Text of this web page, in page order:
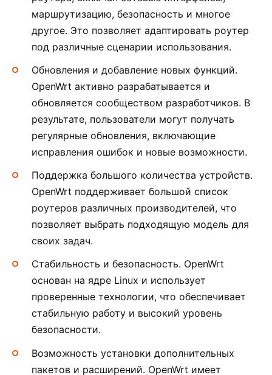
маршрутизацию, безопасность и многое
другое. Это позволяет адаптировать роутер
под различные сценарии использования.
Обновления и добавление новых функций.
OpenWrt активно разрабатывается и
обновляется сообществом разработчиков. В
результате, пользователи могут получать
регулярные обновления, включающие
исправления ошибок и новые возможности.
Поддержка большого количества устройств.
OpenWrt поддерживает большой список
роутеров различных производителей, что
позволяет выбрать подходящую модель для
своих задач.
Стабильность и безопасность. OpenWrt
основан на ядре Linux и использует
проверенные технологии, что обеспечивает
стабильную работу и высокий уровень
безопасности.
Возможность установки дополнительных
пакетов и расширений. OpenWrt имеет